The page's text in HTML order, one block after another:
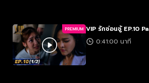
PREMIUM VIP รักซ่อนชู้ EP.10
0:41:00 นาที